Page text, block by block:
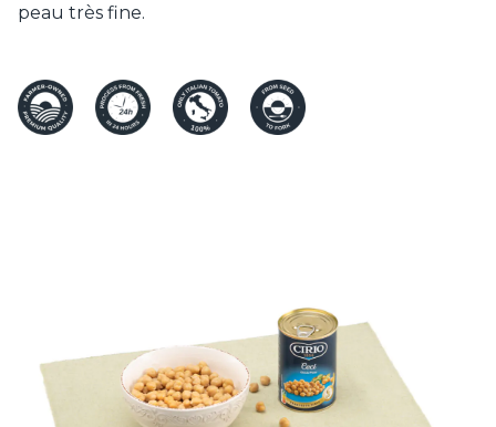
peau très fine.